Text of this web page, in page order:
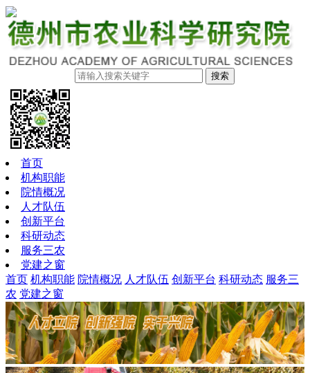
搜索
首页
机构职能
院情概况
人才队伍
创新平台
科研动态
服务三农
党建之窗
首页 机构职能 院情概况 人才队伍 创新平台 科研动态 服务三
农 党建之窗